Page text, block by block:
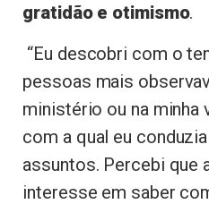
gratidão e otimismo.
“Eu descobri com o
pessoas mais
ministério ou na minha
com a qual eu
assuntos. Percebi que
interesse em saber